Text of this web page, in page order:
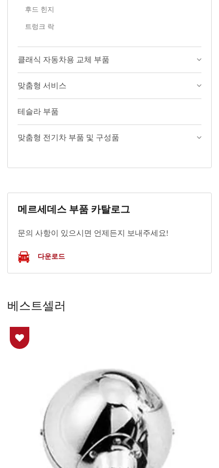
후드 힌지
트렁크 락
클래식 자동차용 교체 부품
맞춤형 서비스
테슬라 부품
맞춤형 전기차 부품 및 구성품
메르세데스 부품 카탈로그
문의 사항이 있으시면 언제든지 보내주세요!
다운로드
베스트셀러